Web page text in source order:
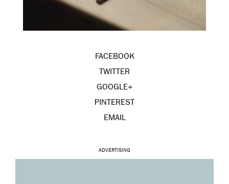
FACEBOOK
TWITTER
GOOGLE+
PINTEREST
EMAIL
ADVERTISING